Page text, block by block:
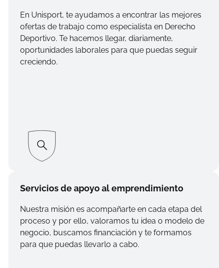
En Unisport, te ayudamos a encontrar las mejores
ofertas de trabajo como especialista en Derecho
Deportivo. Te hacemos llegar, diariamente,
oportunidades laborales para que puedas seguir
creciendo.
Servicios de apoyo al emprendimiento
Nuestra misión es acompañarte en cada etapa del
proceso y por ello, valoramos tu idea o modelo de
negocio, buscamos financiación y te formamos
para que puedas llevarlo a cabo.